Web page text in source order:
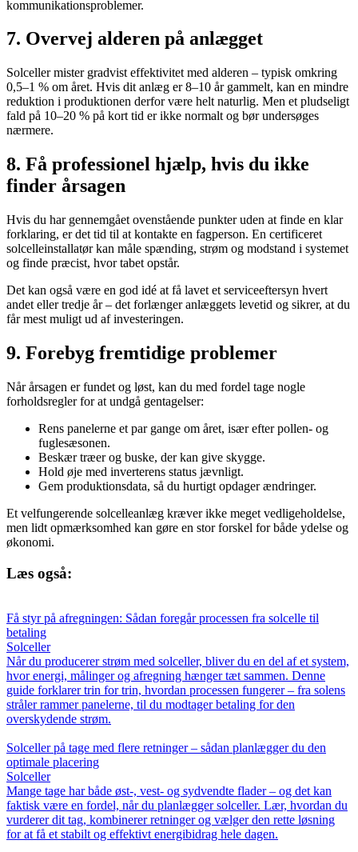
kommunikationsproblemer.
7. Overvej alderen på anlægget
Solceller mister gradvist effektivitet med alderen – typisk omkring
0,5–1 % om året. Hvis dit anlæg er 8–10 år gammelt, kan en mindre
reduktion i produktionen derfor være helt naturlig. Men et pludseligt
fald på 10–20 % på kort tid er ikke normalt og bør undersøges
nærmere.
8. Få professionel hjælp, hvis du ikke
finder årsagen
Hvis du har gennemgået ovenstående punkter uden at finde en klar
forklaring, er det tid til at kontakte en fagperson. En certificeret
solcelleinstallatør kan måle spænding, strøm og modstand i systemet
og finde præcist, hvor tabet opstår.
Det kan også være en god idé at få lavet et serviceeftersyn hvert
andet eller tredje år – det forlænger anlæggets levetid og sikrer, at du
får mest muligt ud af investeringen.
9. Forebyg fremtidige problemer
Når årsagen er fundet og løst, kan du med fordel tage nogle
forholdsregler for at undgå gentagelser:
Rens panelerne et par gange om året, især efter pollen- og
fuglesæsonen.
Beskær træer og buske, der kan give skygge.
Hold øje med inverterens status jævnligt.
Gem produktionsdata, så du hurtigt opdager ændringer.
Et velfungerende solcelleanlæg kræver ikke meget vedligeholdelse,
men lidt opmærksomhed kan gøre en stor forskel for både ydelse og
økonomi.
Læs også:
Få styr på afregningen: Sådan foregår processen fra solcelle til
betaling
Solceller
Når du producerer strøm med solceller, bliver du en del af et system,
hvor energi, målinger og afregning hænger tæt sammen. Denne
guide forklarer trin for trin, hvordan processen fungerer – fra solens
stråler rammer panelerne, til du modtager betaling for den
overskydende strøm.
Solceller på tage med flere retninger – sådan planlægger du den
optimale placering
Solceller
Mange tage har både øst-, vest- og sydvendte flader – og det kan
faktisk være en fordel, når du planlægger solceller. Lær, hvordan du
vurderer dit tag, kombinerer retninger og vælger den rette løsning
for at få et stabilt og effektivt energibidrag hele dagen.